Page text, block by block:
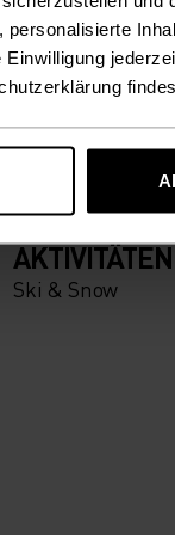
ALLES
AKTIVITÄTEN
Ski & Snow